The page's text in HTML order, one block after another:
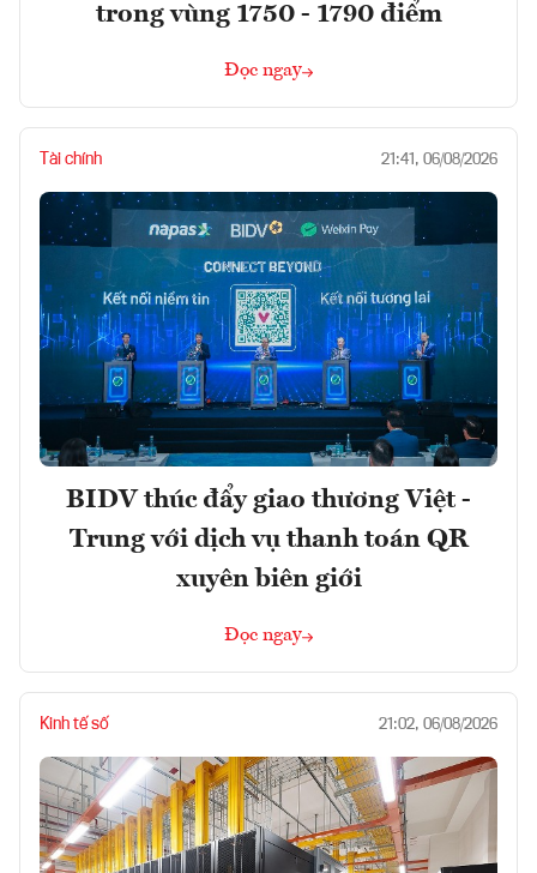
trong vùng 1750 - 1790 điểm
Đọc ngay
Tài chính 21:41, 06/08/2026
BIDV thúc đẩy giao thương Việt -
Trung với dịch vụ thanh toán QR
xuyên biên giới
Đọc ngay
Kinh tế số 21:02, 06/08/2026